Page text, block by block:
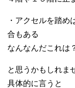
・アクセルを踏
合もある
なんなんだこれは
と思うかもしれま
具体的に言うと